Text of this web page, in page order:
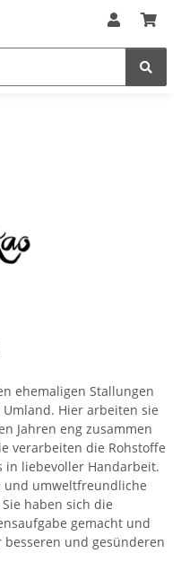
ehemaligen Stallungen
Hier arbeiten sie
Jahren eng zusammen
verarbeiten die Rohstoffe
in liebevoller Handarbeit.
und umweltfreundliche
haben sich die
gemacht und
und gesünderen